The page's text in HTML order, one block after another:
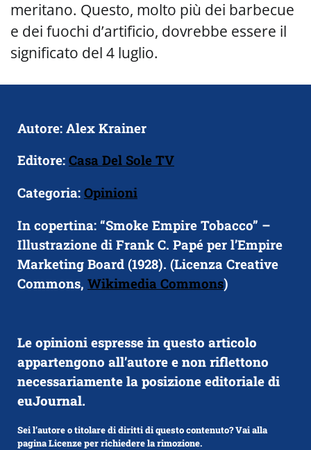
meritano. Questo, molto più dei barbecue
e dei fuochi d’artificio, dovrebbe essere il
significato del 4 luglio.
Autore: Alex Krainer
Editore: Casa Del Sole TV
Categoria: Opinioni
In copertina: “Smoke Empire Tobacco” –
Illustrazione di Frank C. Papé per l’Empire
Marketing Board (1928). (Licenza Creative
Commons, Wikimedia Commons)
Le opinioni espresse in questo articolo
appartengono all’autore e non riflettono
necessariamente la posizione editoriale di
euJournal.
Sei l’autore o titolare di diritti di questo contenuto? Vai alla
pagina Licenze per richiedere la rimozione.